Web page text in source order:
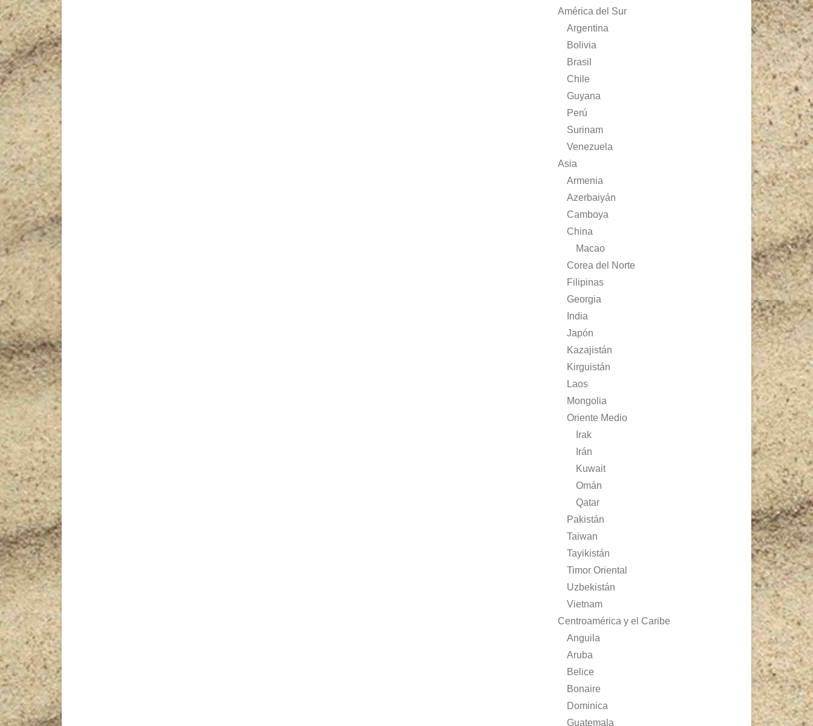
América del Sur
Argentina
Bolivia
Brasil
Chile
Guyana
Perú
Surinam
Venezuela
Asia
Armenia
Azerbaiyán
Camboya
China
Macao
Corea del Norte
Filipinas
Georgia
India
Japón
Kazajistán
Kirguistán
Laos
Mongolia
Oriente Medio
Irak
Irán
Kuwait
Omán
Qatar
Pakistán
Taiwan
Tayikistán
Timor Oriental
Uzbekistán
Vietnam
Centroamérica y el Caribe
Anguila
Aruba
Belice
Bonaire
Dominica
Guatemala